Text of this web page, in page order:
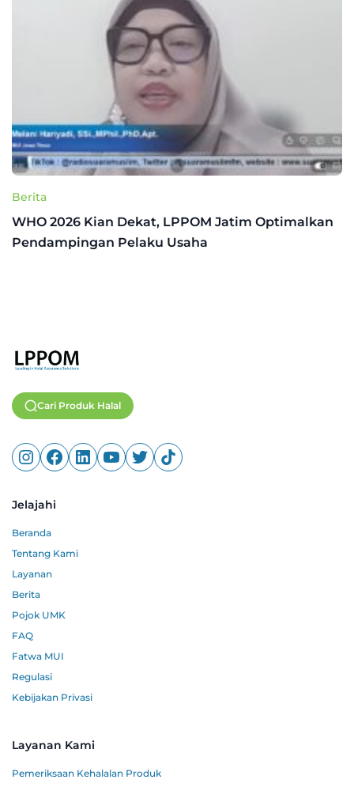
Berita
WHO 2026 Kian Dekat, LPPOM Jatim Optimalkan
Pendampingan Pelaku Usaha
Cari Produk Halal
Jelajahi
Beranda
Tentang Kami
Layanan
Berita
Pojok UMK
FAQ
Fatwa MUI
Regulasi
Kebijakan Privasi
Layanan Kami
Pemeriksaan Kehalalan Produk